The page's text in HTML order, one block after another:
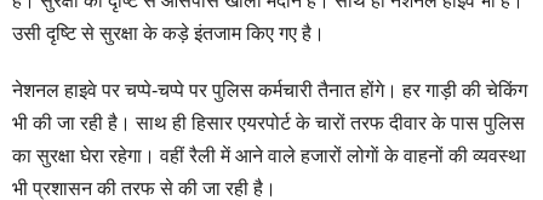
उसी दृष्टि से सुरक्षा के कड़े इंतजाम किए गए है।
नेशनल हाइवे पर चप्पे-चप्पे पर पुलिस कर्मचारी तैनात होंगे। हर गाड़ी की चेकिंग
भी की जा रही है। साथ ही हिसार एयरपोर्ट के चारों तरफ दीवार के पास पुलिस
का सुरक्षा घेरा रहेगा। वहीं रैली में आने वाले हजारों लोगाें के वाहनों की व्यवस्था
भी प्रशासन की तरफ से की जा रही है।